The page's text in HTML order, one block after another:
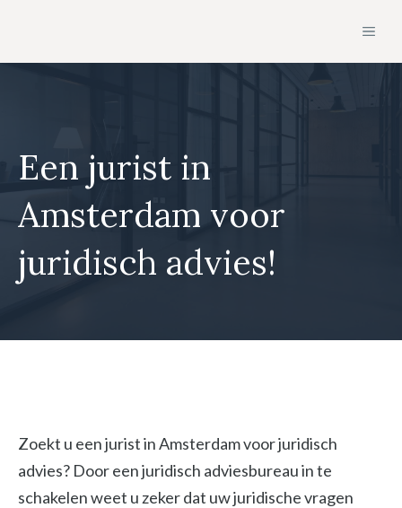
de
Een jurist in
Amsterdam voor
juridisch advies!
Zoekt u een jurist in Amsterdam voor juridisch
advies? Door een juridisch adviesbureau in te
schakelen weet u zeker dat uw juridische vragen